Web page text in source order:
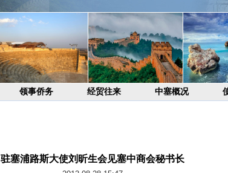
领事侨务 经贸往来 中塞概况
驻塞浦路斯大使刘昕生会见塞中商会秘书长